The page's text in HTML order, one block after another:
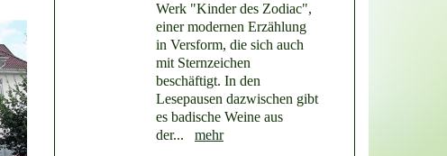
Werk "Kinder des Zodiac",
einer modernen Erzählung
in Versform, die sich auch
mit Sternzeichen
beschäftigt. In den
Lesepausen dazwischen gibt
es badische Weine aus
der... mehr